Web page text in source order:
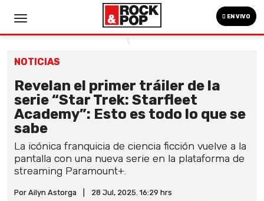
EN VIVO
NOTICIAS
Revelan el primer tráiler de la
serie “Star Trek: Starfleet
Academy”: Esto es todo lo que se
sabe
La icónica franquicia de ciencia ficción vuelve a la
pantalla con una nueva serie en la plataforma de
streaming Paramount+.
Por Ailyn Astorga 28 Jul, 2025. 16:29 hrs